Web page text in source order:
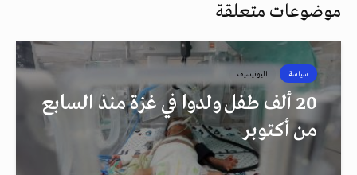
موضوعات متعلقة
سياسة اليونيسيف
20 ألف طفل ولدوا في غزة منذ السابع
من أكتوبر